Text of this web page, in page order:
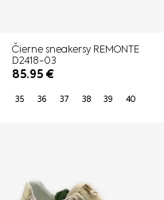
Čierne sneakersy REMONTE
D2418-03
85.95€
35 36 37 38 39 40